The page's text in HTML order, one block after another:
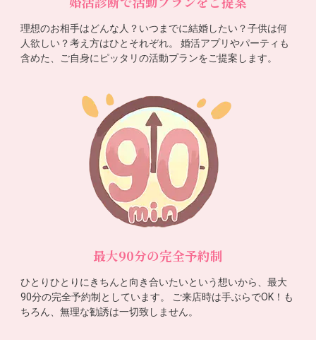
理想のお相手はどんな人？いつまでに結婚したい？子供は何
人欲しい？考え方はひとそれぞれ。 婚活アプリやパーティも
含めた、ご自身にピッタリの活動プランをご提案します。
最大90分の完全予約制
ひとりひとりにきちんと向き合いたいという想いから、最大
90分の完全予約制としています。 ご来店時は手ぶらでOK！も
ちろん、無理な勧誘は一切致しません。